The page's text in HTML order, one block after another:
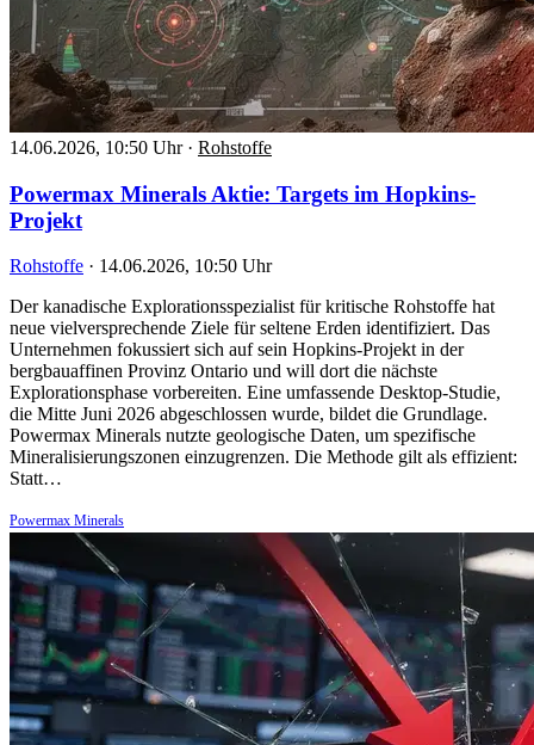
14.06.2026, 10:50 Uhr · Rohstoffe
Powermax Minerals Aktie: Targets im Hopkins-
Projekt
Rohstoffe · 14.06.2026, 10:50 Uhr
Der kanadische Explorationsspezialist für kritische Rohstoffe hat
neue vielversprechende Ziele für seltene Erden identifiziert. Das
Unternehmen fokussiert sich auf sein Hopkins-Projekt in der
bergbauaffinen Provinz Ontario und will dort die nächste
Explorationsphase vorbereiten. Eine umfassende Desktop-Studie,
die Mitte Juni 2026 abgeschlossen wurde, bildet die Grundlage.
Powermax Minerals nutzte geologische Daten, um spezifische
Mineralisierungszonen einzugrenzen. Die Methode gilt als effizient:
Statt…
Powermax Minerals